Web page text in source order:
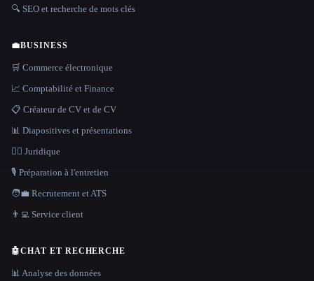
🔍 SEO et recherche de mots clés
💼BUSINESS
🛒 Commerce électronique
📈 Comptabilité et Finance
📋 Créateur de CV et de CV
📊 Diapositives et présentations
👩‍⚖️ Juridique
🎙️ Préparation à l'entretien
🧑‍💼 Recrutement et ATS
👨‍💻 Service client
🤖CHAT ET RECHERCHE
📊 Analyse des données